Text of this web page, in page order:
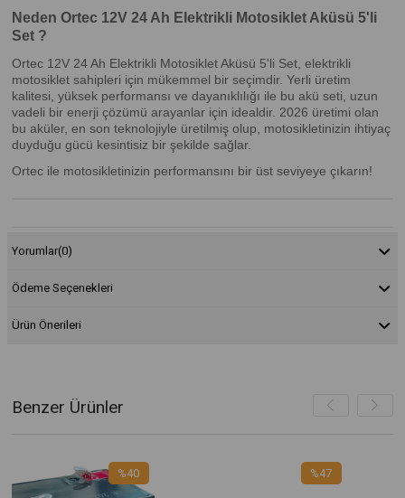
Neden Ortec 12V 24 Ah Elektrikli Motosiklet Aküsü 5'li
Set ?
Ortec 12V 24 Ah Elektrikli Motosiklet Aküsü 5'li Set, elektrikli
motosiklet sahipleri için mükemmel bir seçimdir. Yerli üretim
kalitesi, yüksek performansı ve dayanıklılığı ile bu akü seti, uzun
vadeli bir enerji çözümü arayanlar için idealdir. 2026 üretimi olan
bu aküler, en son teknolojiyle üretilmiş olup, motosikletinizin ihtiyaç
duyduğu gücü kesintisiz bir şekilde sağlar.
Ortec ile motosikletinizin performansını bir üst seviyeye çıkarın!
Yorumlar(0)
Ödeme Seçenekleri
Ürün Önerileri
Benzer Ürünler